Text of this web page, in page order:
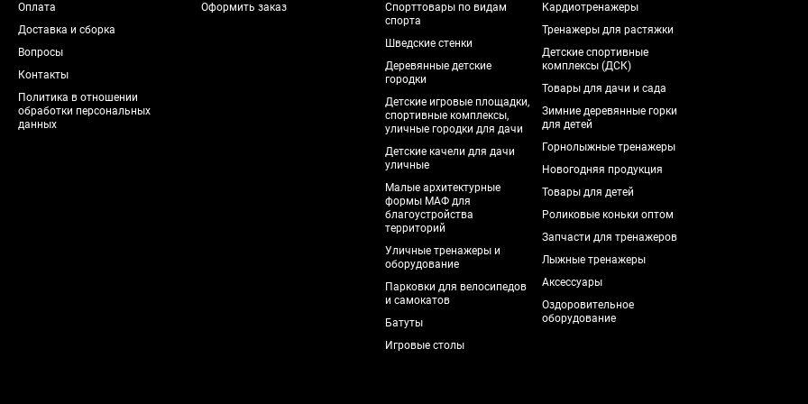
Оплата
Доставка и сборка
Вопросы
Контакты
Политика в отношении
обработки персональных
данных
Оформить заказ
Спорттовары по видам
спорта
Шведские стенки
Деревянные детские
городки
Детские игровые площадки,
спортивные комплексы,
уличные городки для дачи
Детские качели для дачи
уличные
Малые архитектурные
формы МАФ для
благоустройства
территорий
Уличные тренажеры и
оборудование
Парковки для велосипедов
и самокатов
Батуты
Игровые столы
Кардиотренажеры
Тренажеры для растяжки
Детские спортивные
комплексы (ДСК)
Товары для дачи и сада
Зимние деревянные горки
для детей
Горнолыжные тренажеры
Новогодняя продукция
Товары для детей
Роликовые коньки оптом
Запчасти для тренажеров
Лыжные тренажеры
Аксессуары
Оздоровительное
оборудование